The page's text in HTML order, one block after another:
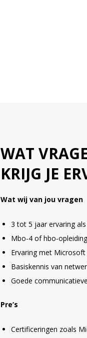
WAT
KRIJG JE
Wat wij van jou vragen
3 tot 5 jaar ervaring
Mbo-4 of hbo-
Ervaring met
Basiskennis van
Goede
Pre’s
Certificeringen zoals